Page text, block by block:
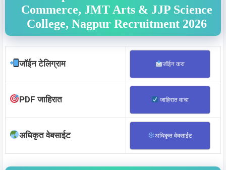
Commerce, JMT Arts & JJP Science
College, Nagpur Recruitment 2026
जॉईन टेलिग्राम जॉईन करा
PDF जाहिरात जाहिरात वाचा
अधिकृत वेबसाईट अधिकृत वेबसाईट